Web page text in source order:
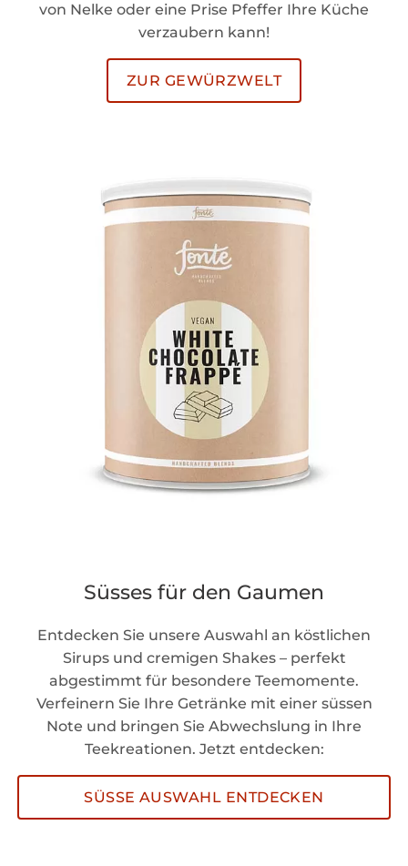
von Nelke oder eine Prise Pfeffer Ihre Küche
verzaubern kann!
ZUR GEWÜRZWELT
Süsses für den Gaumen
Entdecken Sie unsere Auswahl an köstlichen
Sirups und cremigen Shakes – perfekt
abgestimmt für besondere Teemomente.
Verfeinern Sie Ihre Getränke mit einer süssen
Note und bringen Sie Abwechslung in Ihre
Teekreationen. Jetzt entdecken:
SÜSSE AUSWAHL ENTDECKEN